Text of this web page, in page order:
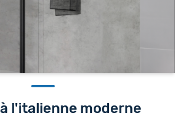
l'italienne moderne